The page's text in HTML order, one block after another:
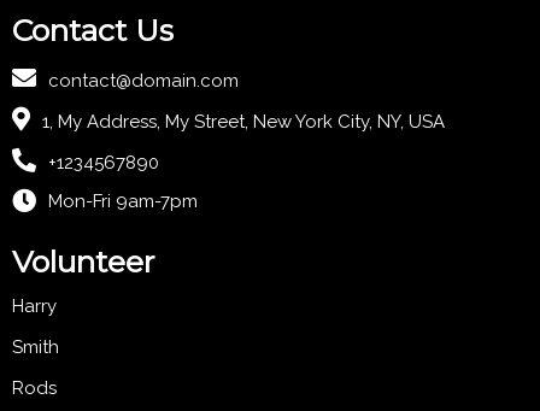
Contact Us
contact@domain.com
1, My Address, My Street, New York City, NY, USA
+1234567890
Mon-Fri 9am-7pm
Volunteer
Harry
Smith
Rods